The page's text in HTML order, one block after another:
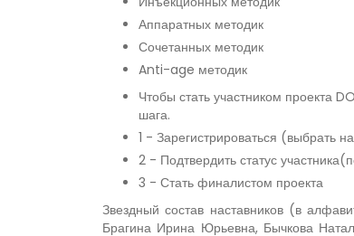
Аппаратных методик
Сочетанных методик
Anti-age методик
Чтобы стать участником проекта
шага.
1 - Зарегистрироваться (выбрать
2 - Подтвердить статус
3 - Стать финалистом проекта
Звездный состав наставников (в
Брагина Ирина Юрьевна, Бычкова